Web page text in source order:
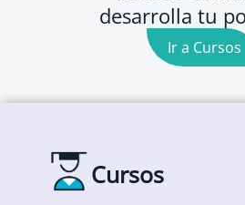
desarrolla tu
Ir a Cursos
Cursos